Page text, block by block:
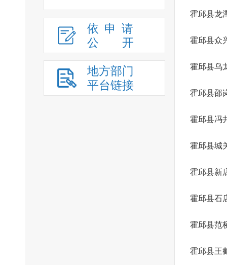
依申请
公
开
地方部门
平台链接
霍邱县龙
霍邱县众
霍邱县乌
霍邱县邵
霍邱县冯
霍邱县城
霍邱县新
霍邱县石
霍邱县范
霍邱县王